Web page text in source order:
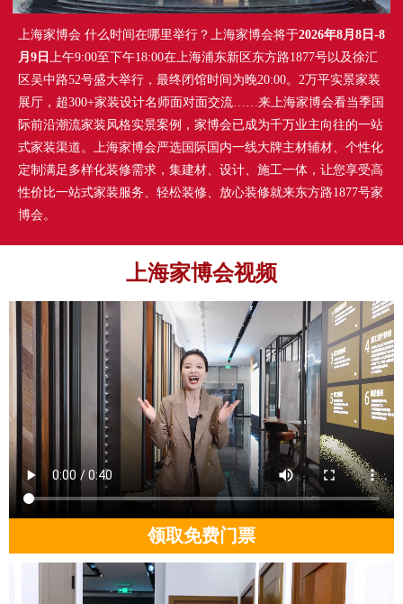
上海家博会 什么时间在哪里举行？上海家博会将于2026年8月8日-8
月9日
上午9:00至下午18:00在上海浦东新区东方路1877号以及徐汇
区吴中路52号盛大举行，最终闭馆时间为晚20:00。2万平实景家装
展厅，超300+家装设计名师面对面交流……来上海家博会看当季国
际前沿潮流家装风格实景案例，家博会已成为千万业主向往的一站
式家装渠道。上海家博会严选国际国内一线大牌主材辅材、个性化
定制满足多样化装修需求，集建材、设计、施工一体，让您享受高
性价比一站式家装服务、轻松装修、放心装修就来东方路1877号家
博会。
上海家博会视频
领取免费门票